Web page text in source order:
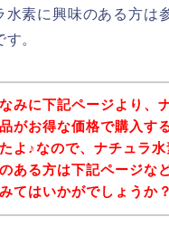
水素に興味のある方は
。
みに下記ページより、
がお得な価格で購入す
よ♪なので、ナチュラ
ある方は下記ページな
てはいかがでしょうか？